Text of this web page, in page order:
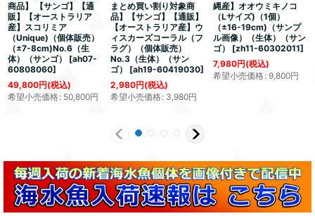
商品】 【サンゴ】【通
販】【オーストラリア
産】スコリミア
（Unique)（個体販売）
（±7-8cm)No.6（生
体）（サンゴ）
[ah07-
60808060]
49,800円(税込)
希望小売価格: 50,800円
まとめ買い割り対象商
品】【サンゴ】【通販】
【オーストラリア産】ウ
ィスカーズコーラル（フ
ラグ）（個体販売）
No.3（生体）（サン
ゴ）
[ah19-60419030]
2,980円(税込)
希望小売価格: 3,980円
縄産】オオウミキノコ
（Lサイズ)（1個）
（±16-19cm)（サンプ
ル画像）（生体）（サン
ゴ）
[zh11-60302011]
7,980円(税込)
希望小売価格: 9,800円